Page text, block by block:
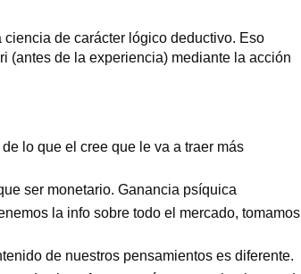
de carácter lógico deductivo. Eso
(antes de la experiencia) mediante la acción
lo que el cree que le va a traer más
ser monetario. Ganancia psíquica
la info sobre todo el mercado, tomamos
de nuestros pensamientos es diferente.